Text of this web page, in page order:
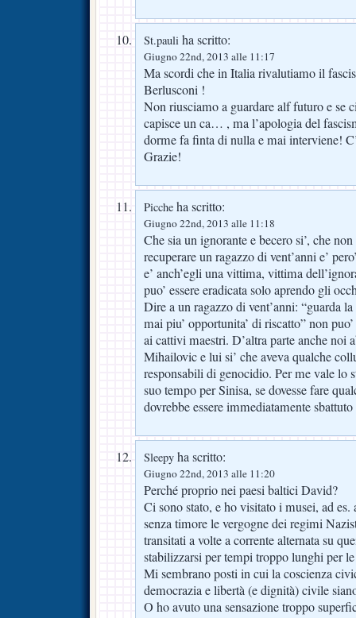
St.pauli ha scritto:
Giugno 22nd, 2013 alle 11:17
Ma scordi che in Italia rivalutiamo il
Berlusconi !
Non riusciamo a guardare alf futuro e se
capisce un ca… , ma l’apologia del
dorme fa finta di nulla e mai interviene!
Grazie!
Picche ha scritto:
Giugno 22nd, 2013 alle 11:18
Che sia un ignorante e becero si’, che
recuperare un ragazzo di vent’anni e’
e’ anch’egli una vittima, vittima
puo’ essere eradicata solo aprendo gli
Dire a un ragazzo di vent’anni: “guarda
mai piu’ opportunita’ di riscatto” non
ai cattivi maestri. D’altra parte anche noi
Mihailovic e lui si’ che aveva qualche
responsabili di genocidio. Per me vale lo
suo tempo per Sinisa, se dovesse fare
dovrebbe essere immediatamente
Sleepy ha scritto:
Giugno 22nd, 2013 alle 11:20
Perché proprio nei paesi baltici David?
Ci sono stato, e ho visitato i musei, ad
senza timore le vergogne dei regimi
transitati a volte a corrente alternata su
stabilizzarsi per tempi troppo lunghi per
Mi sembrano posti in cui la coscienza
democrazia e libertà (e dignità) civile
O ho avuto una sensazione troppo